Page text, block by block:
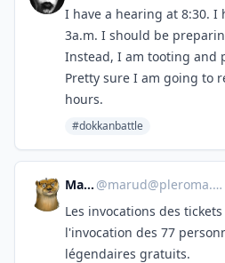
I have a hearing at 8:30. I
3a.m. I should be
Instead, I am tooting and
Pretty sure I am going to
hours.
#dokkanbattle
Marud @marud@pleroma.marud.fr
Les invocations des
l'invocation des 77
légendaires gratuits.